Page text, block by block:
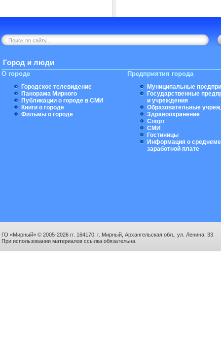
Город и люди
О городе
Городское телевидение
Панорама Мирного
Публикации о городе в СМИ
Книги о городе
Фильмы о городе
Предприятия города
Муниципальные
Государственные
и учреждения
Образовательные
Здравоохранение
Спорт
СМИ
Гостиницы
Информация о
заработной плате
ГО «Мирный» © 2005-2026 гг. 164170, г. Мирный, Архангельская обл., ул. Ленина, 33.
При использовании материалов ссылка обязательна.